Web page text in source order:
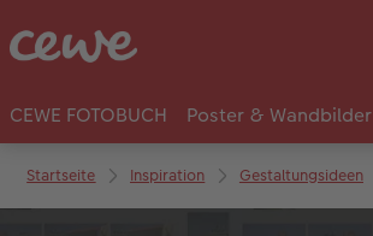
CEWE FOTOBUCH Poster & Wandbilder
Startseite Inspiration Gestaltungsideen